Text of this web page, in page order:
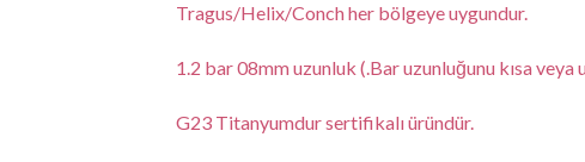
Tragus/Helix/Conch her bölgeye uygundur.
1.2 bar 08mm uzunluk (.Bar uzunluğunu kısa
G23 Titanyumdur sertifikalı üründür.